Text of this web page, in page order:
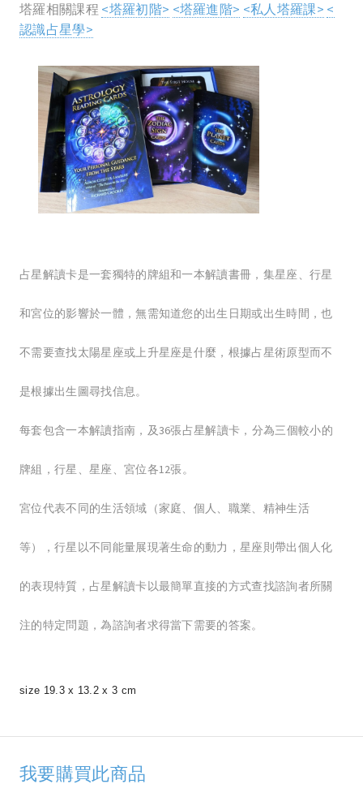
塔羅相關課程 <塔羅初階> <塔羅進階> <私人塔羅課> <
認識占星學>
占星解讀卡是一套獨特的牌組和一本解讀書冊，集星座、行星
和宮位的影響於一體，無需知道您的出生日期或出生時間，也
不需要查找太陽星座或上升星座是什麼，根據占星術原型而不
是根據出生圖尋找信息。
每套包含一本解讀指南，及36張占星解讀卡，分為三個較小的
牌組，行星、星座、宮位各12張。
宮位代表不同的生活領域（家庭、個人、職業、精神生活
等），行星以不同能量展現著生命的動力，星座則帶出個人化
的表現特質，占星解讀卡以最簡單直接的方式查找諮詢者所關
注的特定問題，為諮詢者求得當下需要的答案。
size 19.3 x 13.2 x 3 cm
我要購買此商品